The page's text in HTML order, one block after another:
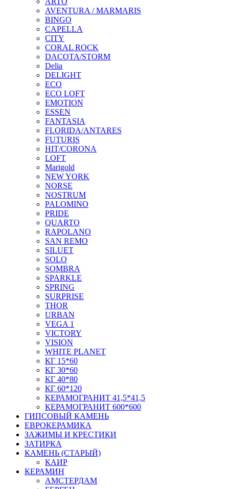
AVENTURA / MARMARIS
BINGO
CAPELLA
CITY
CORAL ROCK
DACOTA/STORM
Delia
DELIGHT
ECO
ECO LOFT
EMOTION
ESSEN
FANTASIA
FLORIDA/ANTARES
FUTURIS
HIT/CORONA
LOFT
Marigold
NEW YORK
NORSE
NOSTRUM
PALOMINO
PRIDE
QUARTO
RAPOLANO
SAN REMO
SILUET
SOLO
SOMBRA
SPARKLE
SPRING
SURPRISE
THOR
URBAN
VEGA 1
VICTORY
VISION
WHITE PLANET
КГ 15*60
КГ 30*60
КГ 40*80
КГ 60*120
КЕРАМОГРАНИТ 41,5*41,5
КЕРАМОГРАНИТ 600*600
ГИПСОВЫЙ КАМЕНЬ
ЕВРОКЕРАМИКА
ЗАЖИМЫ И КРЕСТИКИ
ЗАТИРКА
КАМЕНЬ (СТАРЫЙ)
КАИР
КЕРАМИН
АМСТЕРДАМ